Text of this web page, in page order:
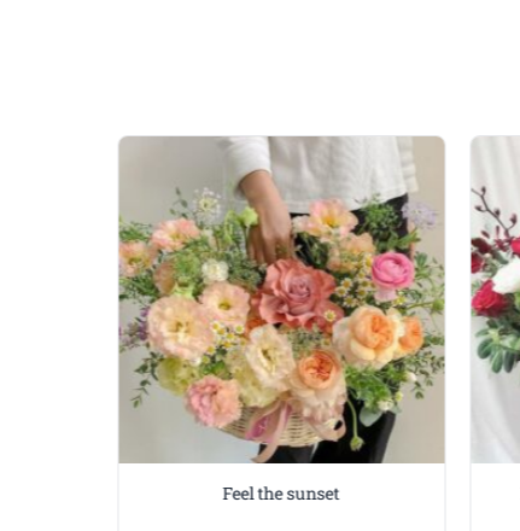
hồng pastel, tổng thể
Màu sắc không quá
phù hợp cho những
Ngày thơ mộng –
Tặng giỏ hoa tươi là
kiện quan trọng khác.
truyền tải cảm xúc
Với thiết kế thanh lịch
nhau. Bạn có thể tặng
Xem thêm: Hoa tặng
Thông điệp dịu dàng
Mỗi giỏ hoa đều được
Feel the sunset